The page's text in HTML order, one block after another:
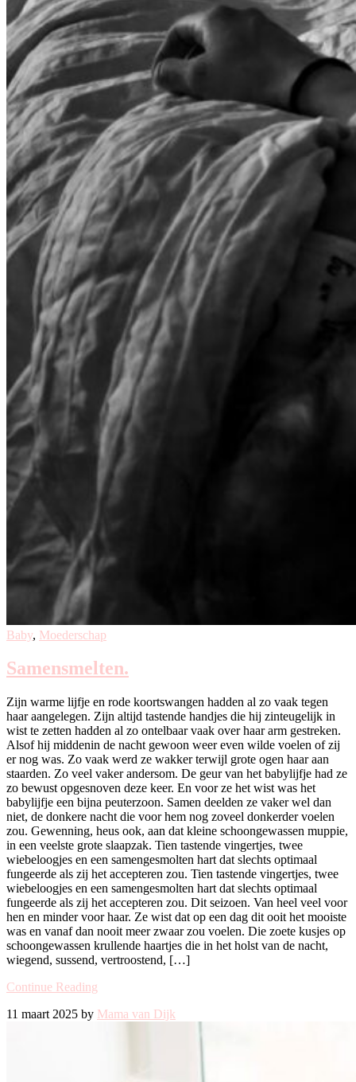
Baby, Moederschap
Samensmelten.
Zijn warme lijfje en rode koortswangen hadden al zo vaak tegen
haar aangelegen. Zijn altijd tastende handjes die hij zinteugelijk in
wist te zetten hadden al zo ontelbaar vaak over haar arm gestreken.
Alsof hij middenin de nacht gewoon weer even wilde voelen of zij
er nog was. Zo vaak werd ze wakker terwijl grote ogen haar aan
staarden. Zo veel vaker andersom. De geur van het babylijfje had ze
zo bewust opgesnoven deze keer. En voor ze het wist was het
babylijfje een bijna peuterzoon. Samen deelden ze vaker wel dan
niet, de donkere nacht die voor hem nog zoveel donkerder voelen
zou. Gewenning, heus ook, aan dat kleine schoongewassen muppie,
in een veelste grote slaapzak. Tien tastende vingertjes, twee
wiebeloogjes en een samengesmolten hart dat slechts optimaal
fungeerde als zij het accepteren zou. Tien tastende vingertjes, twee
wiebeloogjes en een samengesmolten hart dat slechts optimaal
fungeerde als zij het accepteren zou. Dit seizoen. Van heel veel voor
hen en minder voor haar. Ze wist dat op een dag dit ooit het mooiste
was en vanaf dan nooit meer zwaar zou voelen. Die zoete kusjes op
schoongewassen krullende haartjes die in het holst van de nacht,
wiegend, sussend, vertroostend, […]
Continue Reading
11 maart 2025 by Mama van Dijk